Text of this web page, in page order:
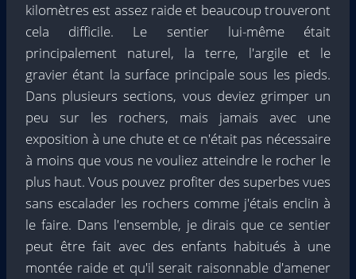
kilomètres est assez raide et beaucoup trouveront
cela difficile. Le sentier lui-même était
principalement naturel, la terre, l'argile et le
gravier étant la surface principale sous les pieds.
Dans plusieurs sections, vous deviez grimper un
peu sur les rochers, mais jamais avec une
exposition à une chute et ce n'était pas nécessaire
à moins que vous ne vouliez atteindre le rocher le
plus haut. Vous pouvez profiter des superbes vues
sans escalader les rochers comme j'étais enclin à
le faire. Dans l'ensemble, je dirais que ce sentier
peut être fait avec des enfants habitués à une
montée raide et qu'il serait raisonnable d'amener